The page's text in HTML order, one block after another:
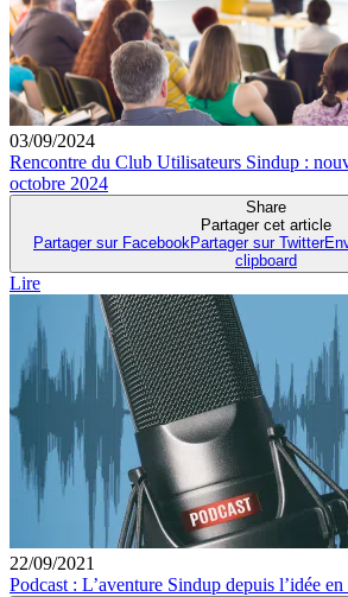
03/09/2024
Rencontre du Club Utilisateurs Sindup :
octobre 2024
Share
Partager cet article
Partager sur FacebookPartager sur Twitter
clipboard
Lire
22/09/2021
Podcast : L’aventure Sindup depuis l’idée